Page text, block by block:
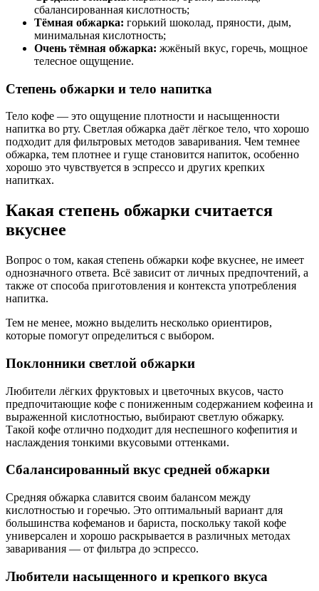
сбалансированная кислотность;
Тёмная обжарка: горький шоколад, пряности, дым,
минимальная кислотность;
Очень тёмная обжарка: жжёный вкус, горечь, мощное
телесное ощущение.
Степень обжарки и тело напитка
Тело кофе — это ощущение плотности и насыщенности
напитка во рту. Светлая обжарка даёт лёгкое тело, что хорошо
подходит для фильтровых методов заваривания. Чем темнее
обжарка, тем плотнее и гуще становится напиток, особенно
хорошо это чувствуется в эспрессо и других крепких
напитках.
Какая степень обжарки считается
вкуснее
Вопрос о том, какая степень обжарки кофе вкуснее, не имеет
однозначного ответа. Всё зависит от личных предпочтений, а
также от способа приготовления и контекста употребления
напитка.
Тем не менее, можно выделить несколько ориентиров,
которые помогут определиться с выбором.
Поклонники светлой обжарки
Любители лёгких фруктовых и цветочных вкусов, часто
предпочитающие кофе с пониженным содержанием кофеина и
выраженной кислотностью, выбирают светлую обжарку.
Такой кофе отлично подходит для неспешного кофепития и
наслаждения тонкими вкусовыми оттенками.
Сбалансированный вкус средней обжарки
Средняя обжарка славится своим балансом между
кислотностью и горечью. Это оптимальный вариант для
большинства кофеманов и бариста, поскольку такой кофе
универсален и хорошо раскрывается в различных методах
заваривания — от фильтра до эспрессо.
Любители насыщенного и крепкого вкуса